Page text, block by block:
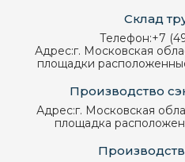
Склад
Телефон:+7
Адрес:г. Московская
площадки
Производство
Адрес:г. Московская
площадка